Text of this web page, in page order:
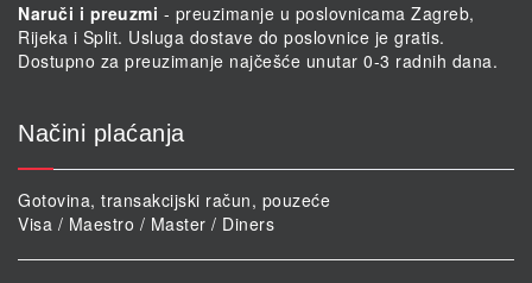
Naruči i preuzmi - preuzimanje u poslovnicama Zagreb,
Rijeka i Split. Usluga dostave do poslovnice je gratis.
Dostupno za preuzimanje najčešće unutar 0-3 radnih dana.
Načini plaćanja
Gotovina, transakcijski račun, pouzeće
Visa / Maestro / Master / Diners